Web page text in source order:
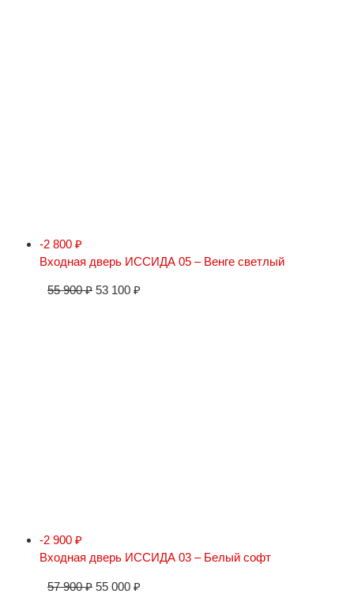
-2 800 ₽
Входная дверь ИССИДА 05 – Венге светлый
55 900₽ 53 100 ₽
-2 900 ₽
Входная дверь ИССИДА 03 – Белый софт
57 900₽ 55 000 ₽